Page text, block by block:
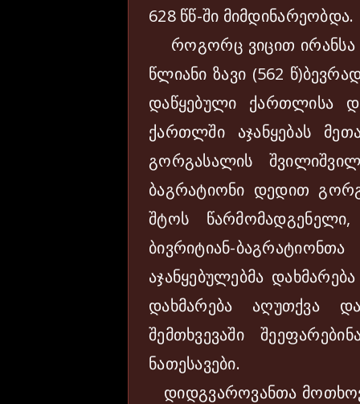
628 წწ-ში მიმდინარეობდა.
როგორც ვიცით ირანსა
წლიანი ზავი (562
დაწყებული ქართლისა
ქართლში აჯანყებას
გორგასალის
ბაგრატიონი დედით
შტოს
ბივრიტიან-
აჯანყებულებმა
დახმარება აღუთქვა
შემთხვევაში
ნათესავები.
დიდგვაროვანთა